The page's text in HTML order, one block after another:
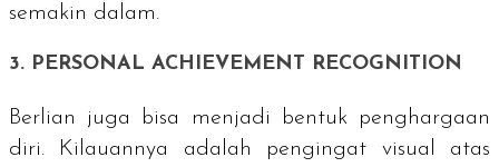
semakin dalam.
3. PERSONAL ACHIEVEMENT RECOGNITION
Berlian juga bisa menjadi bentuk penghargaan
diri. Kilauannya adalah pengingat visual atas